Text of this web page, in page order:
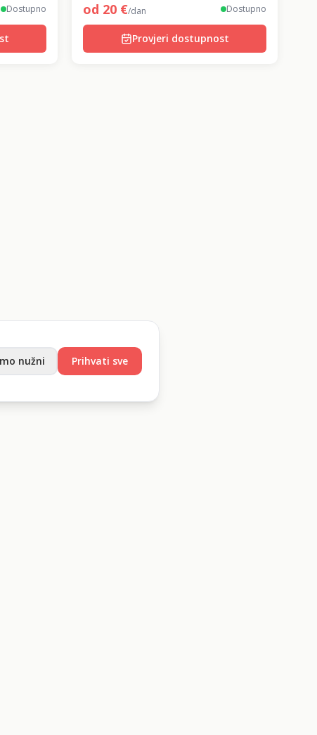
Dostupno od 20 €/dan Dostupno
Provjeri dostupnost
nužni Prihvati sve